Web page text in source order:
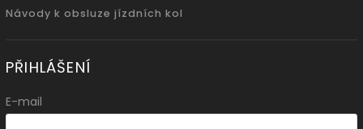
Návody k obsluze jízdních kol
PŘIHLÁŠENÍ
E-mail